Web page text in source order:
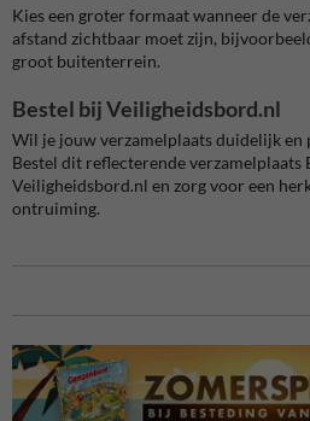
Kies een groter formaat wanneer de
afstand zichtbaar moet zijn,
groot buitenterrein.
Bestel bij Veiligheidsbord.nl
Wil je jouw verzamelplaats duidelijk en
Bestel dit reflecterende
Veiligheidsbord.nl en zorg voor een
ontruiming.